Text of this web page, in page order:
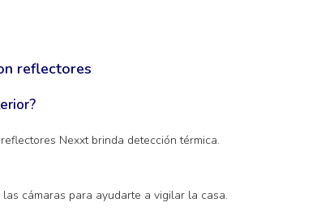
reflectores
Nexxtbrinda detección térmica.
cámaras para ayudarte a vigilar la casa.